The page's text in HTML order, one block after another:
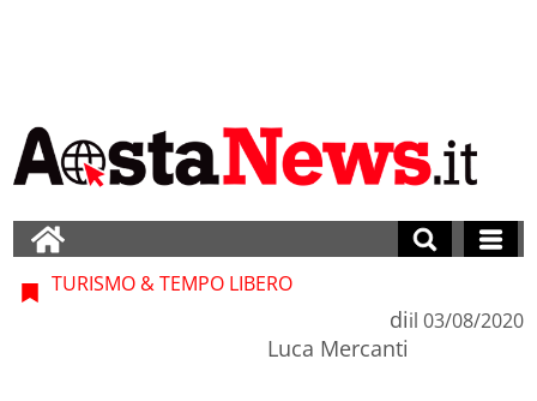
TURISMO & TEMPO LIBERO
di
Luca Mercanti
il 03/08/2020